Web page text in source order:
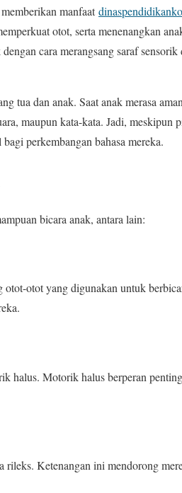
manfaat
otot, serta menenangkan
cara merangsang saraf
tua dan anak. Saat anak merasa
maupun kata-kata. Jadi, meskipun
perkembangan bahasa mereka.
bicara anak, antara lain:
otot-otot yang digunakan untuk
halus. Motorik halus berperan
rileks. Ketenangan ini mendorong